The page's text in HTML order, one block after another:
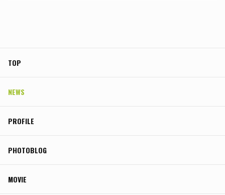
TOP
NEWS
PROFILE
PHOTOBLOG
MOVIE